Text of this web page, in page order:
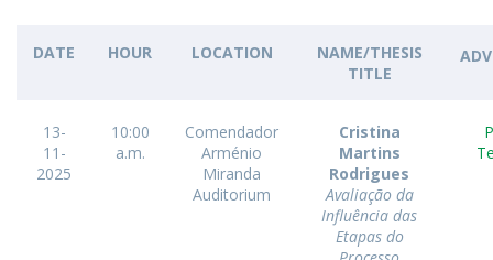
DATE HOUR LOCATION
NAME/THESIS
TITLE
13-
11-
2025
10:00
a.m.
Comendador
Arménio
Miranda
Auditorium
Cristina
Martins
Rodrigues
Avaliação da
Influência das
Etapas do